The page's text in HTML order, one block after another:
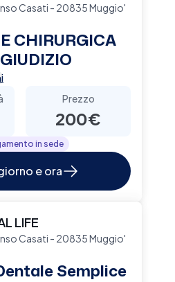
Casati - 20835 Muggio'
CHIRURGICA
Prezzo
200€
in sede
e ora
LIFE
Casati - 20835 Muggio'
Semplice